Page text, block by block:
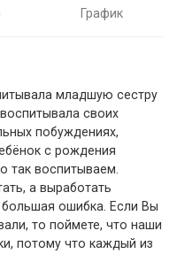
График
младшую сестру
своих
побуждениях,
с рождения
так воспитываем.
а выработать
большая ошибка. Если Вы
то поймете, что наши
потому что каждый из